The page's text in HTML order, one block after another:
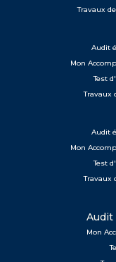
Travaux
Audit
Mon
Test
Travaux
Audit
Mon
Test
Travaux
Audit
Mon